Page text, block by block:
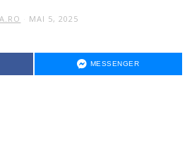
MAI 5, 2025
MESSENGER